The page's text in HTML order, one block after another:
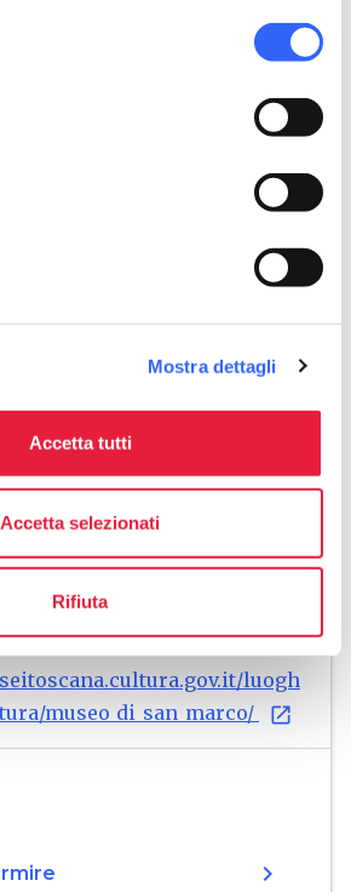
Mostra dettagli
Accetta tutti
Accetta selezionati
Rifiuta
Indicazioni
Marco
Marco, 1, 50121 Firenze FI,
luogh
museo_di_san_marco/
open_in_new
chevron_right